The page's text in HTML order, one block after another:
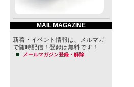
MAIL MAGAZINE
新着・イベント情報は、メルマガ
で随時配信！登録は無料です！
メールマガジン登録・解除